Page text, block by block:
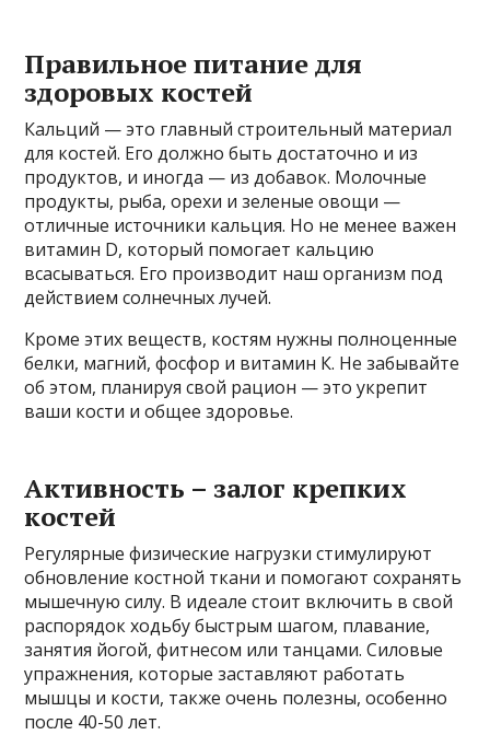
Правильное питание для
здоровых костей
Кальций — это главный строительный материал
для костей. Его должно быть достаточно и из
продуктов, и иногда — из добавок. Молочные
продукты, рыба, орехи и зеленые овощи —
отличные источники кальция. Но не менее важен
витамин D, который помогает кальцию
всасываться. Его производит наш организм под
действием солнечных лучей.
Кроме этих веществ, костям нужны полноценные
белки, магний, фосфор и витамин К. Не забывайте
об этом, планируя свой рацион — это укрепит
ваши кости и общее здоровье.
Активность – залог крепких
костей
Регулярные физические нагрузки стимулируют
обновление костной ткани и помогают сохранять
мышечную силу. В идеале стоит включить в свой
распорядок ходьбу быстрым шагом, плавание,
занятия йогой, фитнесом или танцами. Силовые
упражнения, которые заставляют работать
мышцы и кости, также очень полезны, особенно
после 40-50 лет.